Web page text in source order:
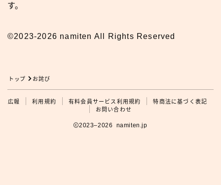
広報
す。
©2023-2026 namiten All Rights Reserved
トップ お詫び
広報 利用規約 有料会員サービス利用規約
特商法に基づく表記
お問い合わせ
2023–2026 namiten.jp